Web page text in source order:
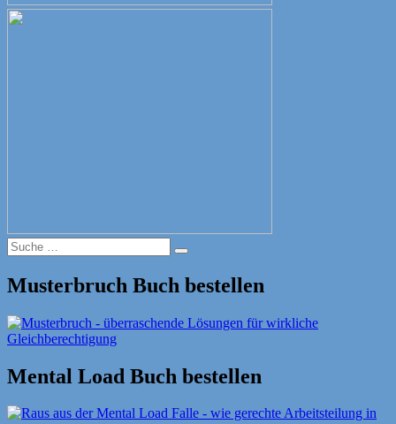
Suche
nach:
Suche
Musterbruch Buch bestellen
Mental Load Buch bestellen